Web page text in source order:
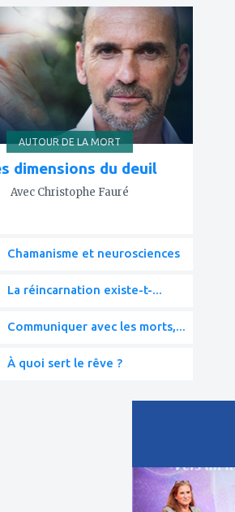
AUTOUR DE LA MORT
dimensions du deuil
Avec Christophe Fauré
Chamanisme et neurosciences
La réincarnation existe-t-...
Communiquer avec les morts,...
À quoi sert le rêve ?
à
mes
favoris